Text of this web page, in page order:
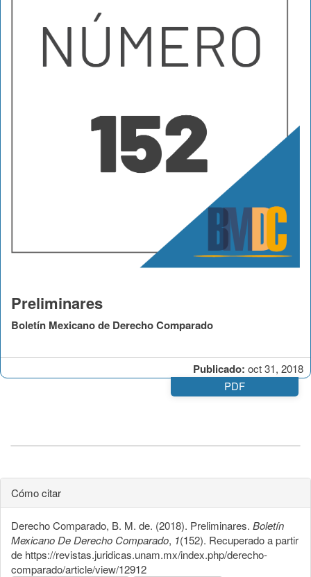
Publicado: oct 31, 2018
Preliminares
Boletín Mexicano de Derecho Comparado
PDF
Cómo citar
Derecho Comparado, B. M. de. (2018). Preliminares. Boletín
Mexicano De Derecho Comparado, 1(152). Recuperado a partir
de https://revistas.juridicas.unam.mx/index.php/derecho-
comparado/article/view/12912